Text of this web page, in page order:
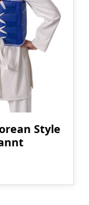
Style